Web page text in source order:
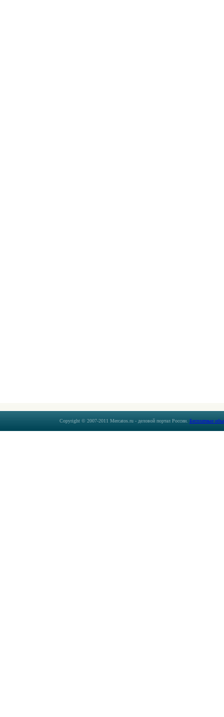
Copyright © 2007-2011 Mercatos.ru - деловой портал России. Бесплатные